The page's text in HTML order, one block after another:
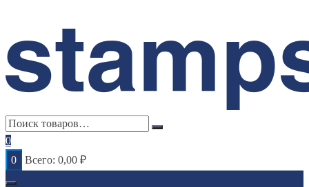
0
0
Всего: 0,00 ₽